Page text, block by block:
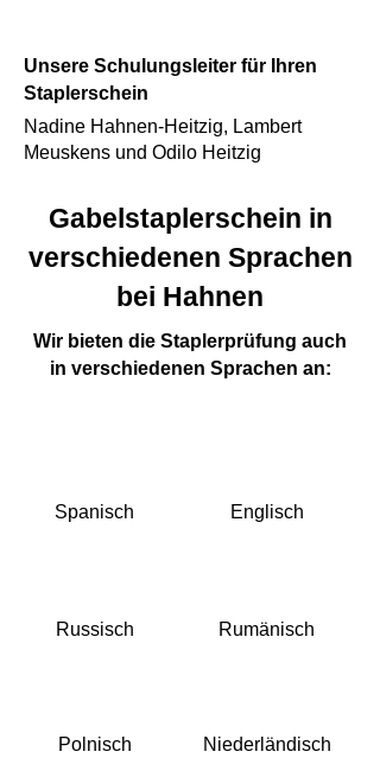
Unsere Schulungsleiter für Ihren
Staplerschein
Nadine Hahnen-Heitzig, Lambert
Meuskens und Odilo Heitzig
Gabelstaplerschein in
verschiedenen Sprachen
bei Hahnen
Wir bieten die Staplerprüfung auch
in verschiedenen Sprachen an:
Spanisch
Russisch
Polnisch
Englisch
Rumänisch
Niederländisch